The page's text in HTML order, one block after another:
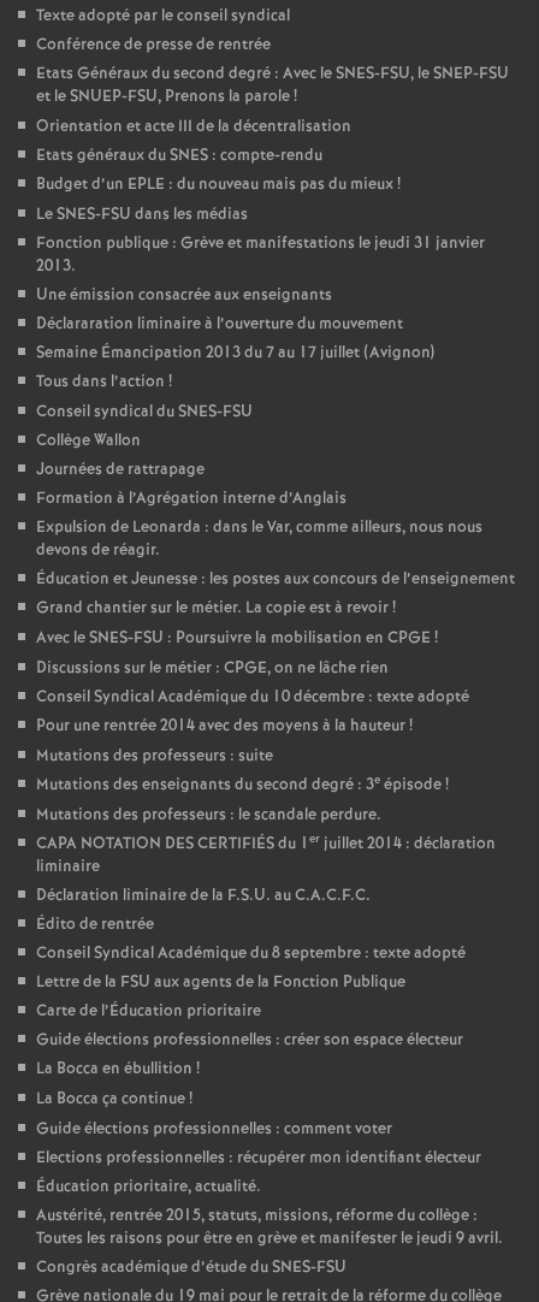
Texte adopté par le conseil syndical
Conférence de presse de rentrée
Etats Généraux du second degré : Avec le SNES-FSU, le SNEP-FSU
et le SNUEP-FSU, Prenons la parole!
Orientation et acte III de la décentralisation
Etats généraux du SNES : compte-rendu
Budget d’un EPLE : du nouveau mais pas du mieux!
Le SNES-FSU dans les médias
Fonction publique : Grève et manifestations le jeudi 31 janvier
2013.
Une émission consacrée aux enseignants
Déclararation liminaire à l’ouverture du mouvement
Semaine Émancipation 2013 du 7 au 17 juillet (Avignon)
Tous dans l’action !
Conseil syndical du SNES-FSU
Collège Wallon
Journées de rattrapage
Formation à l’Agrégation interne d’Anglais
Expulsion de Leonarda : dans le Var, comme ailleurs, nous nous
devons de réagir.
Éducation et Jeunesse : les postes aux concours de l’enseignement
Grand chantier sur le métier. La copie est à revoir!
Avec le SNES-FSU : Poursuivre la mobilisation en CPGE !
Discussions sur le métier : CPGE, on ne lâche rien
Conseil Syndical Académique du 10 décembre : texte adopté
Pour une rentrée 2014 avec des moyens à la hauteur!
Mutations des professeurs : suite
Mutations des enseignants du second degré : 3e épisode!
Mutations des professeurs : le scandale perdure.
CAPA NOTATION DES CERTIFIÉS du 1 er juillet 2014 : déclaration
liminaire
Déclaration liminaire de la F.S.U. au C.A.C.F.C.
Édito de rentrée
Conseil Syndical Académique du 8 septembre : texte adopté
Lettre de la FSU aux agents de la Fonction Publique
Carte de l’Éducation prioritaire
Guide élections professionnelles : créer son espace électeur
La Bocca en ébullition !
La Bocca ça continue!
Guide élections professionnelles : comment voter
Elections professionnelles : récupérer mon identifiant électeur
Éducation prioritaire, actualité.
Austérité, rentrée 2015, statuts, missions, réforme du collège :
Toutes les raisons pour être en grève et manifester le jeudi 9 avril.
Congrès académique d’étude du SNES-FSU
Grève nationale du 19 mai pour le retrait de la réforme du collège